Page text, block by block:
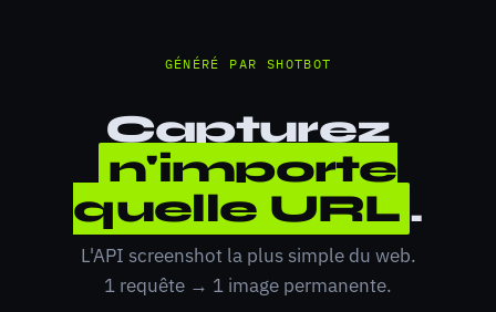
GÉNÉRÉ PAR SHOTBOT
Capturez
n'importe
quelle URL .
L'API screenshot la plus simple du web.
1 requête → 1 image permanente.